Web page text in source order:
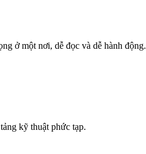
ở một nơi, dễ đọc và dễ hành động.
kỹ thuật phức tạp.